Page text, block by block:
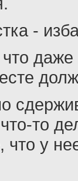
-
то
что у